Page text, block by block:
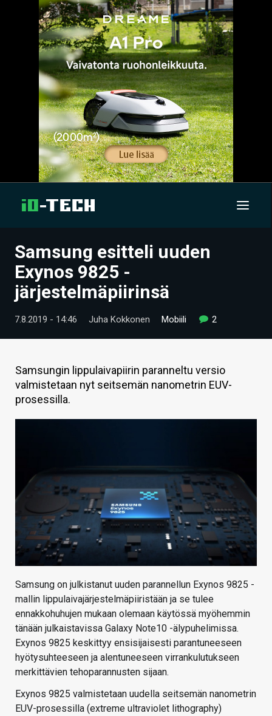
UUTISET
ARTIKKELIT
VIDEOT
TECHBBS
TIETOA
HINTA.FI
Samsung esitteli uuden
Exynos 9825 -
järjestelmäpiirinsä
7.8.2019 - 14:46 Juha Kokkonen Mobiili 2
Samsungin lippulaivapiirin paranneltu versio
valmistetaan nyt seitsemän nanometrin EUV-
prosessilla.
Samsung on julkistanut uuden parannellun Exynos 9825 -
mallin lippulaivajärjestelmäpiiristään ja se tulee
ennakkohuhujen mukaan olemaan käytössä myöhemmin
tänään julkaistavissa Galaxy Note10 -älypuhelimissa.
Exynos 9825 keskittyy ensisijaisesti parantuneeseen
hyötysuhteeseen ja alentuneeseen virrankulutukseen
merkittävien tehoparannusten sijaan.
Exynos 9825 valmistetaan uudella seitsemän nanometrin
EUV-prosessilla (extreme ultraviolet lithography)